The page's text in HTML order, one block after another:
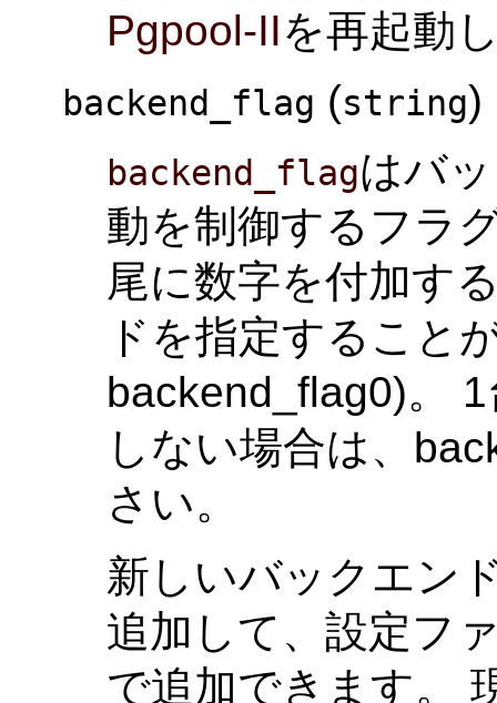
Pgpool-IIを再起動
backend_flag (string)
backend_flagはバ
動を制御するフラ
尾に数字を付加す
ドを指定すること
backend_flag0)。
しない場合は、
さい。
新しいバックエン
追加して、設定フ
で追加できます。